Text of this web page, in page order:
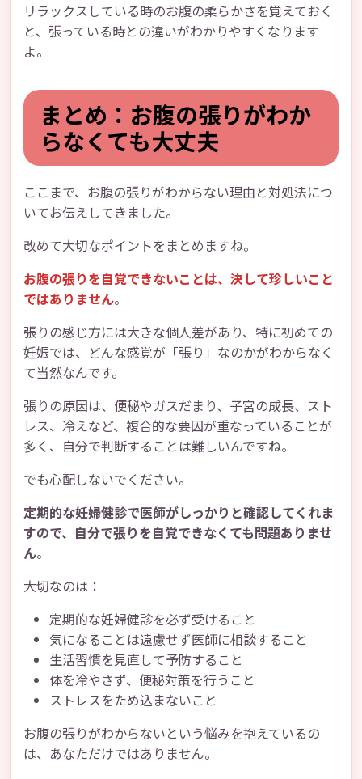
リラックスしている時のお腹の柔らかさを覚えておく
と、張っている時との違いがわかりやすくなります
よ。
まとめ：お腹の張りがわか
らなくても大丈夫
ここまで、お腹の張りがわからない理由と対処法につ
いてお伝えしてきました。
改めて大切なポイントをまとめますね。
お腹の張りを自覚できないことは、決して珍しいこと
ではありません。
張りの感じ方には大きな個人差があり、特に初めての
妊娠では、どんな感覚が「張り」なのかがわからなく
て当然なんです。
張りの原因は、便秘やガスだまり、子宮の成長、スト
レス、冷えなど、複合的な要因が重なっていることが
多く、自分で判断することは難しいんですね。
でも心配しないでください。
定期的な妊婦健診で医師がしっかりと確認してくれま
すので、自分で張りを自覚できなくても問題ありませ
ん。
大切なのは：
定期的な妊婦健診を必ず受けること
気になることは遠慮せず医師に相談すること
生活習慣を見直して予防すること
体を冷やさず、便秘対策を行うこと
ストレスをため込まないこと
お腹の張りがわからないという悩みを抱えているの
は、あなただけではありません。